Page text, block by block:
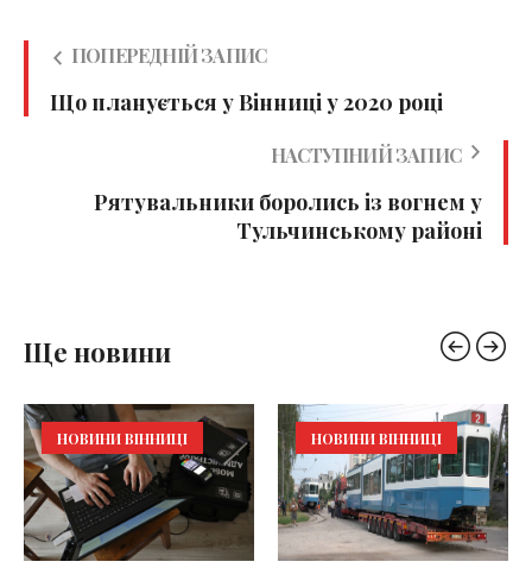
ПОПЕРЕДНІЙ ЗАПИС
Що планується у Вінниці у 2020 році
НАСТУПНИЙ ЗАПИС
Рятувальники боролись із вогнем у
Тульчинському районі
Ще новини
НОВИНИ ВІННИЦІ НОВИНИ ВІННИЦІ